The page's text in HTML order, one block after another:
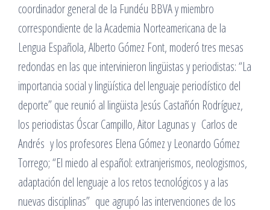
coordinador general de la Fundéu BBVA y miembro
correspondiente de la Academia Norteamericana de la
Lengua Española, Alberto Gómez Font, moderó tres mesas
redondas en las que intervinieron lingüistas y periodistas: “La
importancia social y lingüística del lenguaje periodístico del
deporte” que reunió al lingüista Jesús Castañón Rodríguez,
los periodistas Óscar Campillo, Aitor Lagunas y Carlos de
Andrés y los profesores Elena Gómez y Leonardo Gómez
Torrego; “El miedo al español: extranjerismos, neologismos,
adaptación del lenguaje a los retos tecnológicos y a las
nuevas disciplinas” que agrupó las intervenciones de los